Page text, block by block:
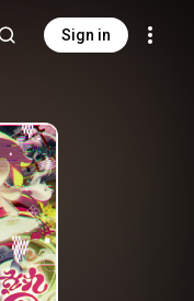
Sign in